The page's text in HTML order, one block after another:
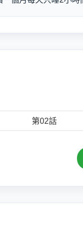
第02話